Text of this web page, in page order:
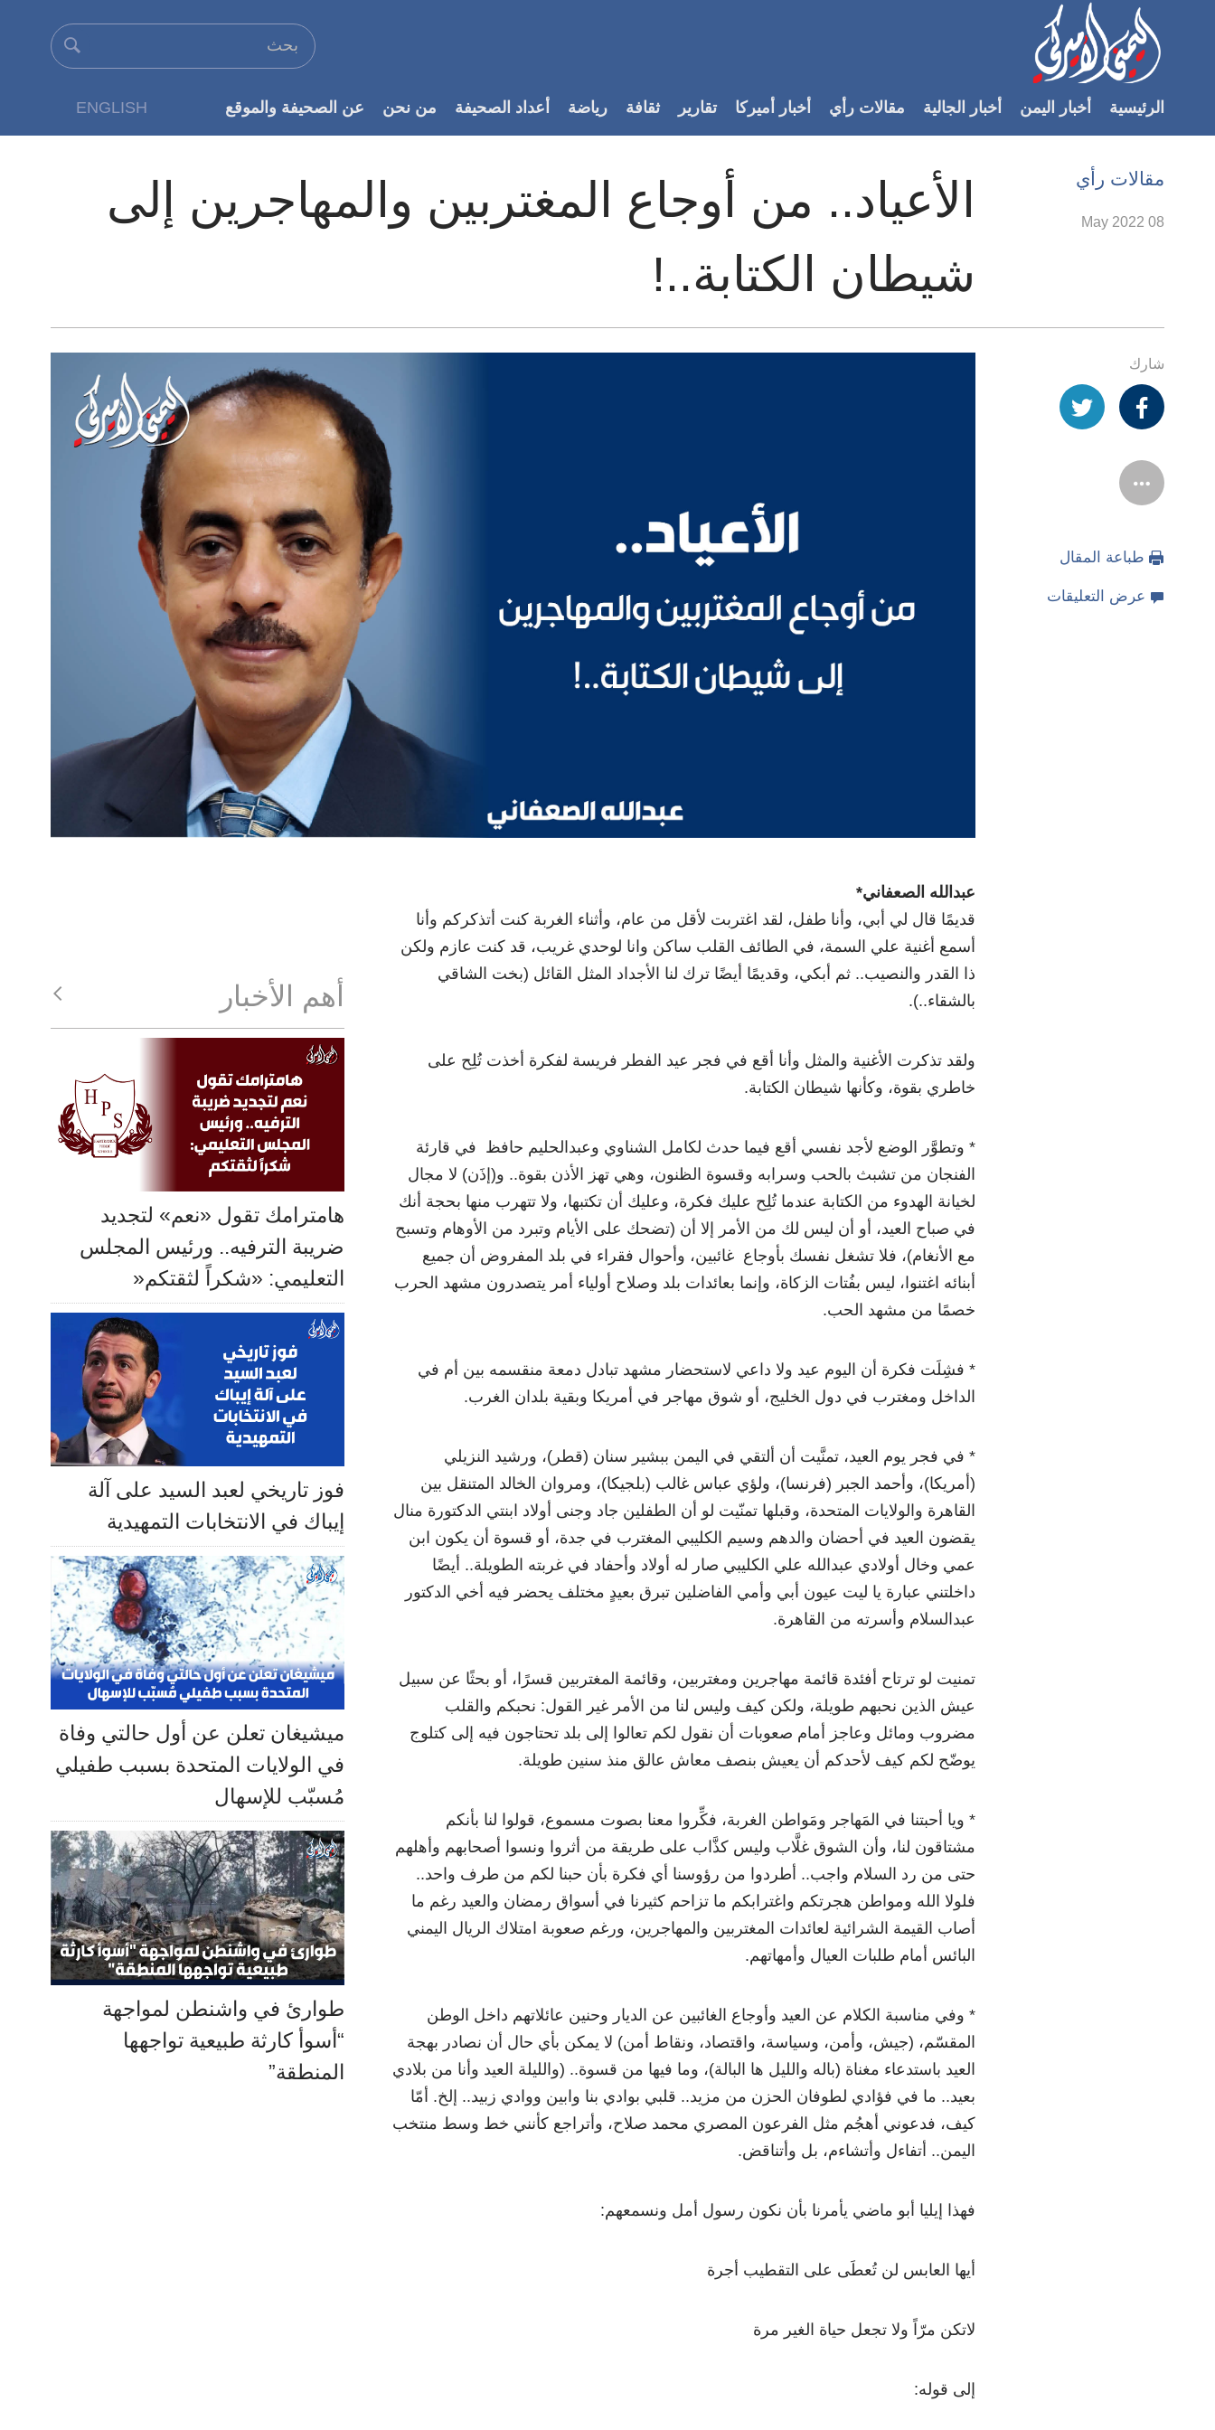
Accessibility
الرئيسي
الأقسام
ENGLISH الرئيسية أخبار اليمن أخبار الجالية مقالات رأي أخبار أميركا تقارير ثقافة رياضة أعداد الصحيفة من نحن عن الصحيفة والموقع
مقالات رأي
الأعياد.. من أوجاع المغتربين والمهاجرين إلى
شيطان الكتابة..!
08 May 2022
شارك
طباعة المقال
عرض التعليقات
عبدالله الصعفاني*
قديمًا قال لي أبي، وأنا طفل، لقد اغتربت لأقل من عام، وأثناء الغربة كنت أتذكركم وأنا
أسمع أغنية علي السمة، في الطائف القلب ساكن وانا لوحدي غريب، قد كنت عازم ولكن
ذا القدر والنصيب.. ثم أبكي، وقديمًا أيضًا ترك لنا الأجداد المثل القائل (بخت الشاقي
بالشقاء..).
ولقد تذكرت الأغنية والمثل وأنا أقع في فجر عيد الفطر فريسة لفكرة أخذت تُلِح على
خاطري بقوة، وكأنها شيطان الكتابة.
* وتطوَّر الوضع لأجد نفسي أقع فيما حدث لكامل الشناوي وعبدالحليم حافظ في قارئة
الفنجان من تشبث بالحب وسرابه وقسوة الظنون، وهي تهز الأذن بقوة.. و(إذَن) لا مجال
لخيانة الهدوء من الكتابة عندما تُلِح عليك فكرة، وعليك أن تكتبها، ولا تتهرب منها بحجة أنك
في صباح العيد، أو أن ليس لك من الأمر إلا أن (تضحك على الأيام وتبرد من الأوهام وتسبح
مع الأنغام)، فلا تشغل نفسك بأوجاع غائبين، وأحوال فقراء في بلد المفروض أن جميع
أبنائه اغتنوا، ليس بفُتات الزكاة، وإنما بعائدات بلد وصلاح أولياء أمر يتصدرون مشهد الحرب
خصمًا من مشهد الحب.
* فشِلَت فكرة أن اليوم عيد ولا داعي لاستحضار مشهد تبادل دمعة منقسمه بين أم في
الداخل ومغترب في دول الخليج، أو شوق مهاجر في أمريكا وبقية بلدان الغرب.
* في فجر يوم العيد، تمنَّيت أن ألتقي في اليمن ببشير سنان (قطر)، ورشيد النزيلي
(أمريكا)، وأحمد الجبر (فرنسا)، ولؤي عباس غالب (بلجيكا)، ومروان الخالد المتنقل بين
القاهرة والولايات المتحدة، وقبلها تمنّيت لو أن الطفلين جاد وجنى أولاد ابنتي الدكتورة منال
يقضون العيد في أحضان والدهم وسيم الكليبي المغترب في جدة، أو قسوة أن يكون ابن
عمي وخال أولادي عبدالله علي الكليبي صار له أولاد وأحفاد في غربته الطويلة.. أيضًا
داخلتني عبارة يا ليت عيون أبي وأمي الفاضلين تبرق بعيدٍ مختلف يحضر فيه أخي الدكتور
عبدالسلام وأسرته من القاهرة.
تمنيت لو ترتاح أفئدة قائمة مهاجرين ومغتربين، وقائمة المغتربين قسرًا، أو بحثًا عن سبيل
عيش الذين نحبهم طويلة، ولكن كيف وليس لنا من الأمر غير القول: نحبكم والقلب
مضروب ومائل وعاجز أمام صعوبات أن نقول لكم تعالوا إلى بلد تحتاجون فيه إلى كتلوج
يوضّح لكم كيف لأحدكم أن يعيش بنصف معاش عالق منذ سنين طويلة.
* ويا أحبتنا في المَهاجر ومَواطن الغربة، فكِّروا معنا بصوت مسموع، قولوا لنا بأنكم
مشتاقون لنا، وأن الشوق غلَّاب وليس كذَّاب على طريقة من أثروا ونسوا أصحابهم وأهلهم
حتى من رد السلام واجب.. أطردوا من رؤوسنا أي فكرة بأن حبنا لكم من طرف واحد..
فلولا الله ومواطن هجرتكم واغترابكم ما تزاحم كثيرنا في أسواق رمضان والعيد رغم ما
أصاب القيمة الشرائية لعائدات المغتربين والمهاجرين، ورغم صعوبة امتلاك الريال اليمني
البائس أمام طلبات العيال وأمهاتهم.
* وفي مناسبة الكلام عن العيد وأوجاع الغائبين عن الديار وحنين عائلاتهم داخل الوطن
المقسّم، (جيش، وأمن، وسياسة، واقتصاد، ونقاط أمن) لا يمكن بأي حال أن نصادر بهجة
العيد باستدعاء مغناة (باله والليل ها البالة)، وما فيها من قسوة.. (والليلة العيد وأنا من بلادي
بعيد.. ما في فؤادي لطوفان الحزن من مزيد.. قلبي بوادي بنا وابين ووادي زبيد.. إلخ. أمّا
كيف، فدعوني أهجُم مثل الفرعون المصري محمد صلاح، وأتراجع كأنني خط وسط منتخب
اليمن.. أتفاءل وأتشاءم، بل وأتناقض.
فهذا إيليا أبو ماضي يأمرنا بأن نكون رسول أمل ونسمعهم:
أيها العابس لن تُعطَى على التقطيب أجرة
لاتكن مرّاً ولا تجعل حياة الغير مرة
إلى قوله:
أهم الأخبار
هامترامك تقول «نعم» لتجديد
ضريبة الترفيه.. ورئيس المجلس
التعليمي: «شكراً لثقتكم«
فوز تاريخي لعبد السيد على آلة
إيباك في الانتخابات التمهيدية
ميشيغان تعلن عن أول حالتي وفاة
في الولايات المتحدة بسبب طفيلي
مُسبّب للإسهال
طوارئ في واشنطن لمواجهة
“أسوأ كارثة طبيعية تواجهها
المنطقة”